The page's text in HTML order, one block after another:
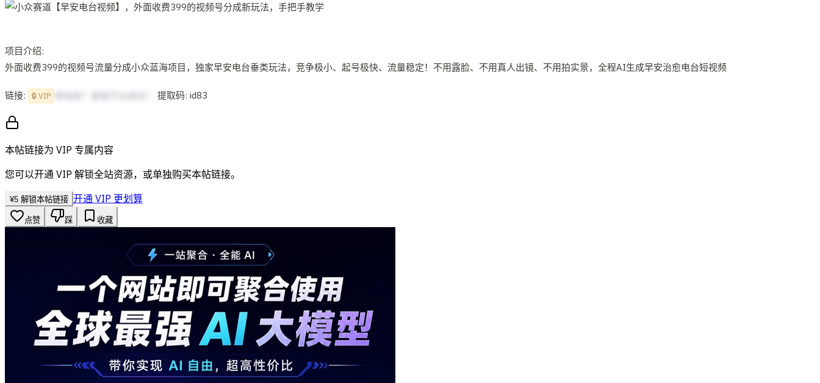
项目介绍:
外面收费399的视频号流量分成小众蓝海项目，独家早安电台垂类玩法，竞争极小、起号极快、流量稳定！不用露脸、不用真人出镜、不用拍实景，全程AI生成早安治愈电台短视频
链接: 🔒 VIP 提取码: id83
本帖链接为 VIP 专属内容
您可以开通 VIP 解锁全站资源，或单独购买本帖链接。
¥5 解锁本帖链接 开通 VIP 更划算
点赞 踩 收藏